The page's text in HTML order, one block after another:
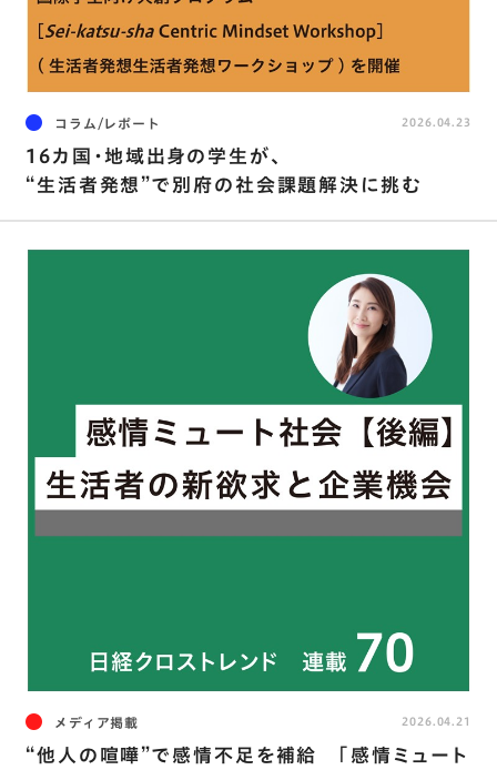
コラム/レポート
16カ国・地域出身の学生が、
“生活者発想”で別府の社会課題解決に挑む
2026.04.23
メディア掲載
“他人の喧嘩”で感情不足を補給 ｢感情ミュート
2026.04.21